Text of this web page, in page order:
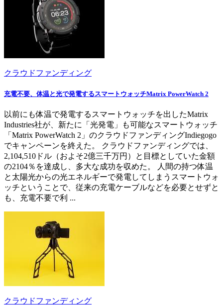
クラウドファンディング
充電不要、体温と光で発電するスマートウォッチMatrix PowerWatch 2
以前にも体温で発電するスマートウォッチを出したMatrix
Industries社が、新たに「光発電」も可能なスマートウォッチ
「Matrix PowerWatch 2」のクラウドファンディングIndiegogo
でキャンペーンを終えた。 クラウドファンディングでは、
2,104,510ドル（およそ2億三千万円）と目標としていた金額
の2104％を達成し、多大な成功を収めた。 人間の持つ体温
と太陽光からの光エネルギーで発電してしまうスマートウォ
ッチということで、従来の充電ケーブルなどを必要とせずと
も、充電不要で利 ...
クラウドファンディング